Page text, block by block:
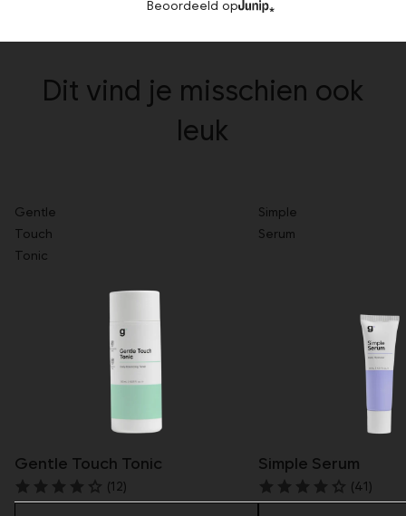
Beoordeeld op
Dit vind je misschien ook
leuk
Gentle
Touch
Tonic
Gentle Touch Tonic
(12)
Simple
Serum
Simple Serum
(41)